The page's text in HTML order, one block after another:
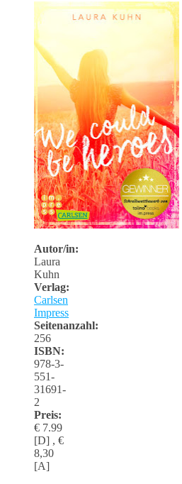
Autor/in:
Laura
Kuhn
Verlag:
Carlsen
Impress
Seitenanzahl:
256
ISBN:
978-3-
551-
31691-
2
Preis:
€ 7.99
[D] , €
8,30
[A]